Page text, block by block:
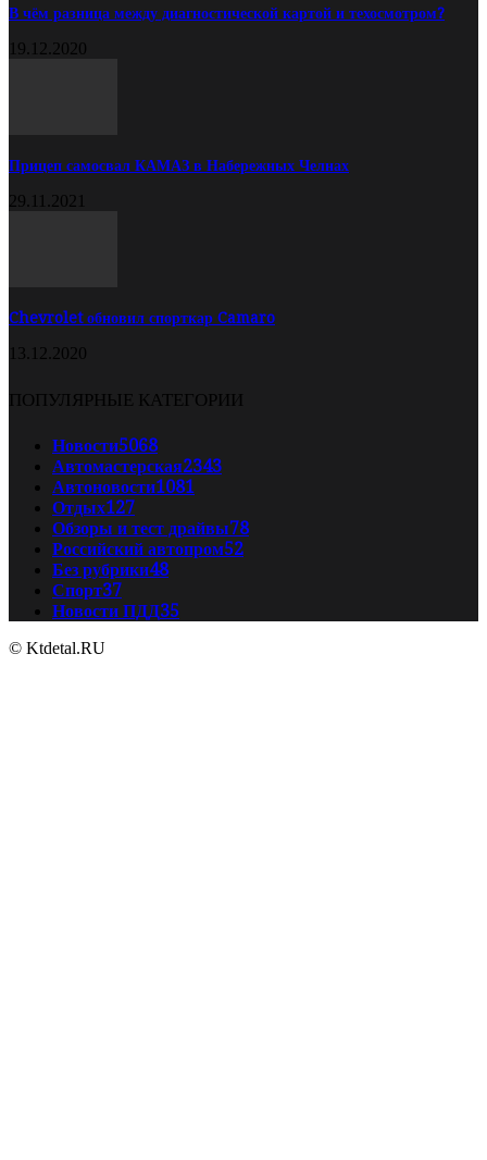
В чём разница между диагностической картой и техосмотром?
19.12.2020
Прицеп самосвал КАМАЗ в Набережных Челнах
29.11.2021
Chevrolet обновил спорткар Camaro
13.12.2020
ПОПУЛЯРНЫЕ КАТЕГОРИИ
Новости5068
Автомастерская2343
Автоновости1081
Отдых127
Обзоры и тест драйвы78
Российский автопром52
Без рубрики48
Спорт37
Новости ПДД35
© Ktdetal.RU